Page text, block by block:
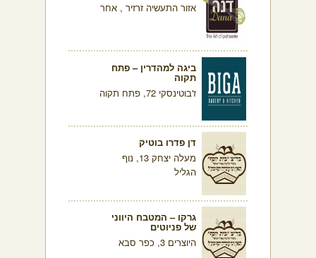
אזור התעשיה זרזיר , אחר
ביגה למהדרין – פתח
תקוה
ז'בוטינסקי 72, פתח תקוה
דן פדרו בוטיק
מעלה יצחק 13, נוף
הגליל
גרקו – המטבח היווני
של פניוטים
היוצרים 3, כפר סבא